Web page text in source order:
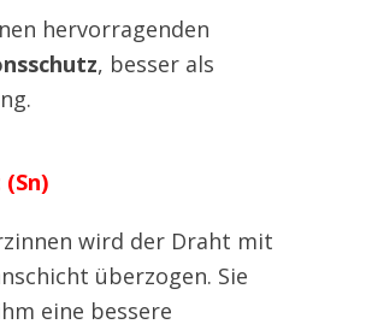
hervorragenden
, besser als
wird der Draht mit
überzogen. Sie
eine bessere